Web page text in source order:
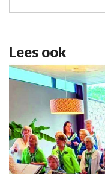
Lees ook